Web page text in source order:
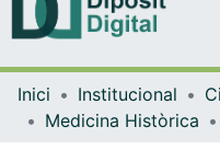
Inici Institucional
Medicina Històrica